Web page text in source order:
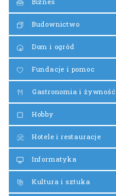
Budownictwo
Dom i ogród
Fundacje i pomoc
Gastronomia i żywność
Hobby
Hotele i restauracje
Informatyka
Kultura i sztuka